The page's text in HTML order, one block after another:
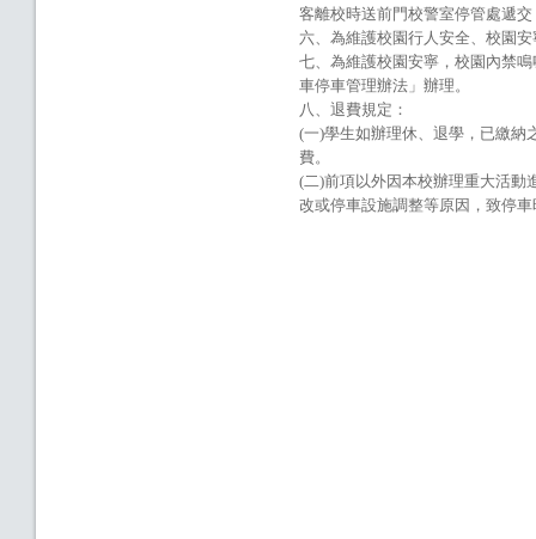
客離校時送前門校警室停管處遞
六、為維護校園行人安全、校園
七、為維護校園安寧，校園內禁
車停車管理辦法」辦理。
八、退費規定：
(一)學生如辦理休、退學，已繳納
費。
(二)前項以外因本校辦理重大活動
改或停車設施調整等原因，致停